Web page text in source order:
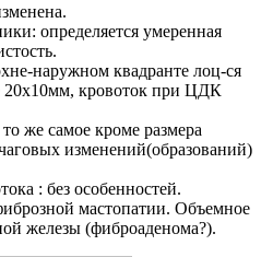
определяется умеренная
наружном квадранте лоц-ся
20х10мм, кровоток при ЦДК
же самое кроме размера
изменений(образований)
: без особенностей.
мастопатии. Объемное
железы (фиброаденома?).